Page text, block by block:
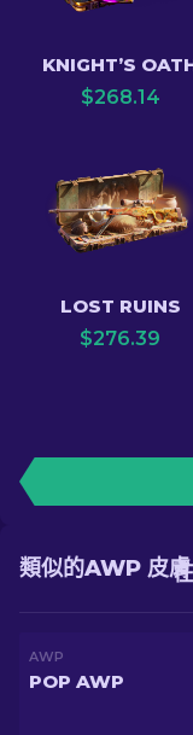
KNIGHT’S
$268.14
LOST RUINS
$276.39
類似的AWP 皮膚
AWP
POP AWP